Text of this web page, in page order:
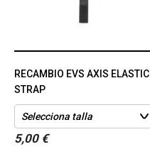
RECAMBIO EVS AXIS ELASTIC
STRAP
5,00 €